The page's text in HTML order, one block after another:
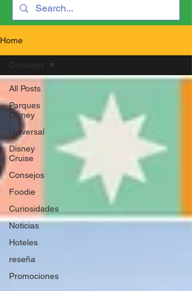
Home
All Posts
Parques
Disney
Universal
Disney
Cruise
Consejos
Foodie
Curiosidades
Noticias
Hoteles
reseña
Promociones
Consejos